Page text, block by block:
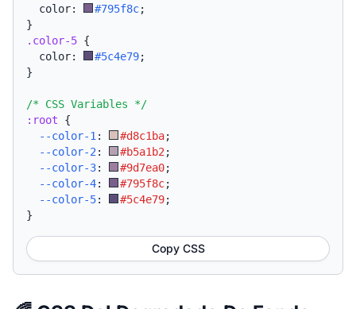
  color:
#795f8c;
}
.color-5 {
  color:
#5c4e79;
}
/* CSS Variables */
:root {
--color-1 : #d8c1ba;
--color-2 : #b5a1b2 ;
--color-3: #9d7ea0;
--color-4: #795f8c;
--color-5: #5c4e79;
}
Copy CSS